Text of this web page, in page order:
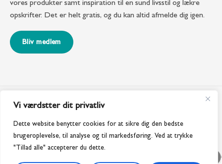
Vi værdstter dit privatliv
Dette website benytter cookies for at sikre dig den bedste
brugeroplevelse, til analyse og til markedsføring. Ved at trykke
"Tillad alle" accepterer du dette.
vores produkter samt inspiration til en sund livsstil og lækre
opskrifter. Det er helt gratis, og du kan altid afmelde dig igen.
Bliv medlem